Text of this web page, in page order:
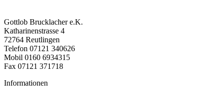
Gottlob Brucklacher e.K.
Katharinenstrasse 4
72764 Reutlingen
Telefon 07121 340626
Mobil 0160 6934315
Fax 07121 371718
Informationen